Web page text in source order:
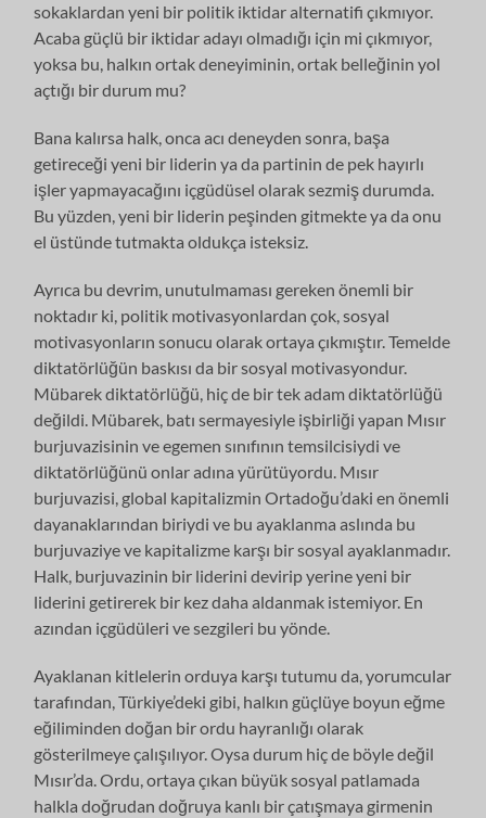
sokaklardan yeni bir politik iktidar alternatifi çıkmıyor.
Acaba güçlü bir iktidar adayı olmadığı için mi çıkmıyor,
yoksa bu, halkın ortak deneyiminin, ortak belleğinin yol
açtığı bir durum mu?
Bana kalırsa halk, onca acı deneyden sonra, başa
getireceği yeni bir liderin ya da partinin de pek hayırlı
işler yapmayacağını içgüdüsel olarak sezmiş durumda.
Bu yüzden, yeni bir liderin peşinden gitmekte ya da onu
el üstünde tutmakta oldukça isteksiz.
Ayrıca bu devrim, unutulmaması gereken önemli bir
noktadır ki, politik motivasyonlardan çok, sosyal
motivasyonların sonucu olarak ortaya çıkmıştır. Temelde
diktatörlüğün baskısı da bir sosyal motivasyondur.
Mübarek diktatörlüğü, hiç de bir tek adam diktatörlüğü
değildi. Mübarek, batı sermayesiyle işbirliği yapan Mısır
burjuvazisinin ve egemen sınıfının temsilcisiydi ve
diktatörlüğünü onlar adına yürütüyordu. Mısır
burjuvazisi, global kapitalizmin Ortadoğu’daki en önemli
dayanaklarından biriydi ve bu ayaklanma aslında bu
burjuvaziye ve kapitalizme karşı bir sosyal ayaklanmadır.
Halk, burjuvazinin bir liderini devirip yerine yeni bir
liderini getirerek bir kez daha aldanmak istemiyor. En
azından içgüdüleri ve sezgileri bu yönde.
Ayaklanan kitlelerin orduya karşı tutumu da, yorumcular
tarafından, Türkiye’deki gibi, halkın güçlüye boyun eğme
eğiliminden doğan bir ordu hayranlığı olarak
gösterilmeye çalışılıyor. Oysa durum hiç de böyle değil
Mısır’da. Ordu, ortaya çıkan büyük sosyal patlamada
halkla doğrudan doğruya kanlı bir çatışmaya girmenin